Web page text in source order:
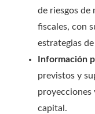
de riesgos de
fiscales, con
estrategias
Información
previstos y
proyecciones
capital.